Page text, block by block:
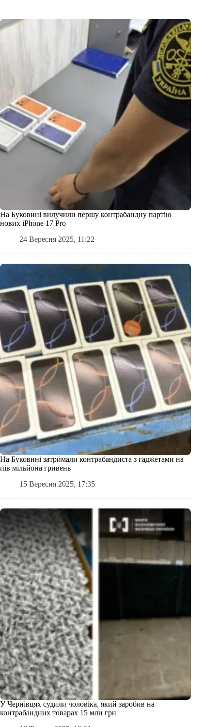
На Буковині вилучили першу контрабандну партію
нових iPhone 17 Pro
24 Вересня 2025, 11:22
На Буковині затримали контрабандиста з гаджетами на
пів мільйона гривень
15 Вересня 2025, 17:35
У Чернівцях судили чоловіка, який заробив на
контрабандних товарах 15 млн грн